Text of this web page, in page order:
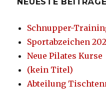
Schnupper-
Sportabzeichen
Neue Pilates Kurse
(kein Titel)
Abteilung